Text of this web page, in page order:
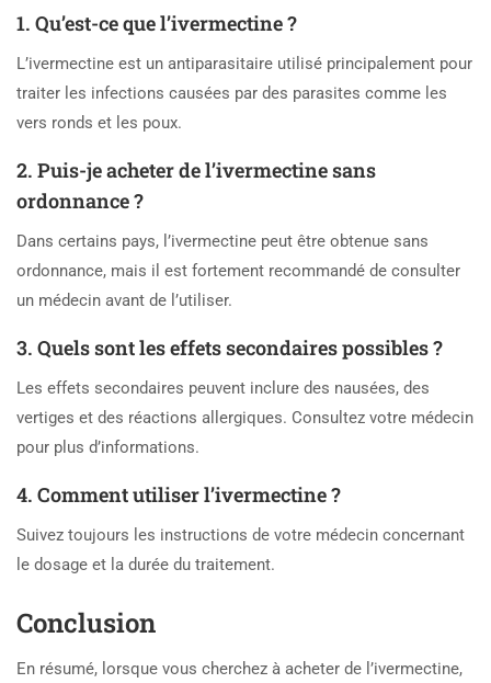
1. Qu’est-ce que l’ivermectine ?
L’ivermectine est un antiparasitaire utilisé principalement pour
traiter les infections causées par des parasites comme les
vers ronds et les poux.
2. Puis-je acheter de l’ivermectine sans
ordonnance ?
Dans certains pays, l’ivermectine peut être obtenue sans
ordonnance, mais il est fortement recommandé de consulter
un médecin avant de l’utiliser.
3. Quels sont les effets secondaires possibles ?
Les effets secondaires peuvent inclure des nausées, des
vertiges et des réactions allergiques. Consultez votre médecin
pour plus d’informations.
4. Comment utiliser l’ivermectine ?
Suivez toujours les instructions de votre médecin concernant
le dosage et la durée du traitement.
Conclusion
En résumé, lorsque vous cherchez à acheter de l’ivermectine,